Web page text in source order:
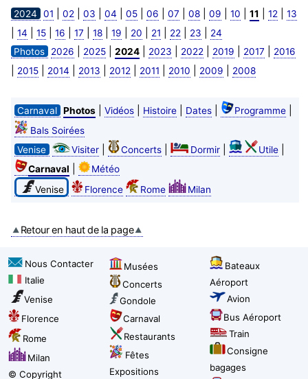
2024 01 02 03 04 05| 06 07 08| 09 10 11 12 13
14 15| 16 17 18| 19 20 21 22 23
24
Photos
2026 2025| 2024| 2023 2022 2019 2017 2016
2015| 2014 2013 2012 2011 2010 2009 2008
Carnaval Photos| Vidéos| Histoire| Dates| Programme|
Bals Soirées
Venise
Visiter| Concerts| Dormir| Utile|
Carnaval
Météo
Venise
Florence Rome Milan
Retour en haut de la page
Nous Contacter
Italie
Venise
Florence
Rome
Milan
© Copyright
Musées
Concerts
Gondole
Carnaval
Restaurants
Fêtes
Expositions
Bateaux
Aéroport
Avion
Bus Aéroport
Train
Consigne
bagages